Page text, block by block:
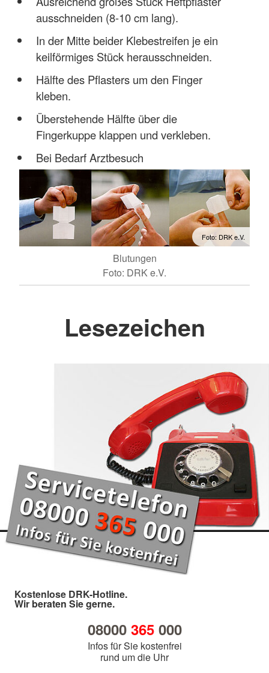
Foto: DRK e.V.
Blutungen
Foto: DRK e.V.
ausschneiden (8-10 cm lang).
In der Mitte beider Klebestreifen je ein
keilförmiges Stück herausschneiden.
Hälfte des Pflasters um den Finger
kleben.
Überstehende Hälfte über die
Fingerkuppe klappen und verkleben.
Bei Bedarf Arztbesuch
Lesezeichen
Kostenlose DRK-Hotline.
Wir beraten Sie gerne.
08000 365000
Infos für Sie kostenfrei
rund um die Uhr